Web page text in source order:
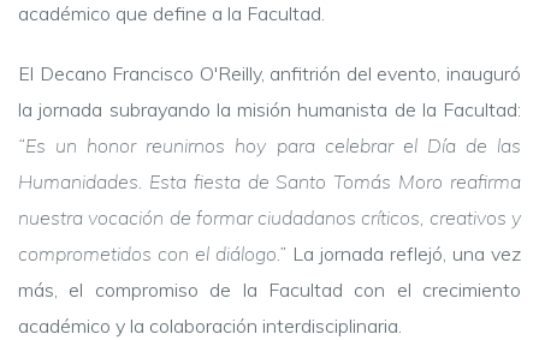
académico que define a la Facultad.
El Decano Francisco O'Reilly, anfitrión del evento, inauguró
la jornada subrayando la misión humanista de la Facultad:
“Es un honor reunirnos hoy para celebrar el Día de las
Humanidades. Esta fiesta de Santo Tomás Moro reafirma
nuestra vocación de formar ciudadanos críticos, creativos y
comprometidos con el diálogo.” La jornada reflejó, una vez
más, el compromiso de la Facultad con el crecimiento
académico y la colaboración interdisciplinaria.